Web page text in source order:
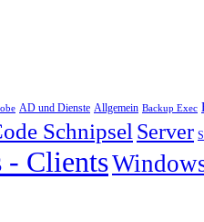
AD und Dienste Allgemein Backup Exec
SchnipselServer
- Clients